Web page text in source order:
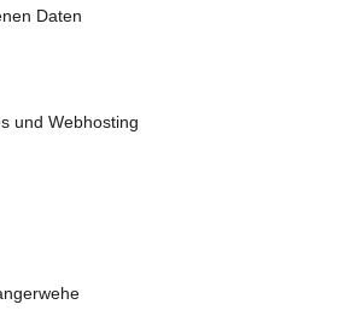
Daten
und Webhosting